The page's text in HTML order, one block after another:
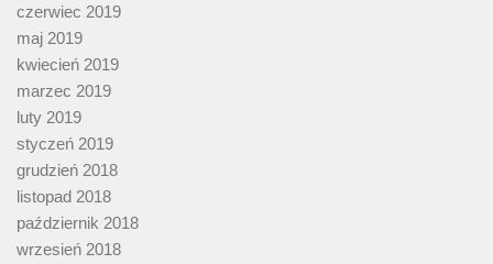
czerwiec 2019
maj 2019
kwiecień 2019
marzec 2019
luty 2019
styczeń 2019
grudzień 2018
listopad 2018
październik 2018
wrzesień 2018